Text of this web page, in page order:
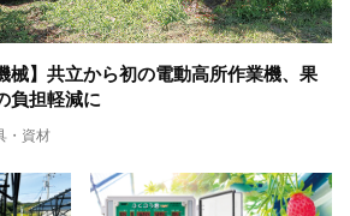
械】共立から初の電動高所作業機、果
負担軽減に
・資材